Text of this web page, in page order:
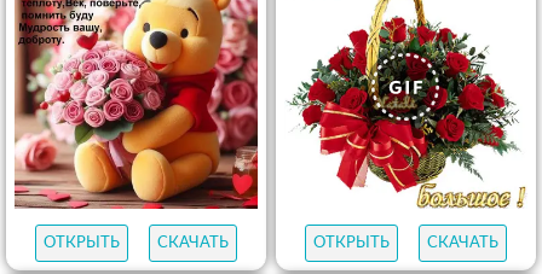
ОТКРЫТЬ СКАЧАТЬ ОТКРЫТЬ СКАЧАТЬ